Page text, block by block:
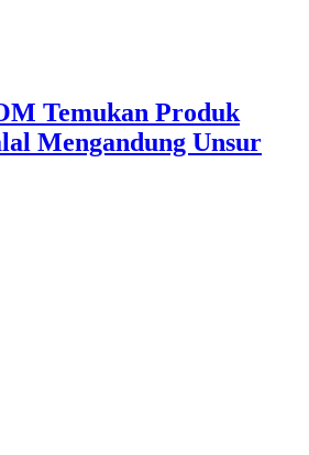
Temukan Produk
Mengandung Unsur